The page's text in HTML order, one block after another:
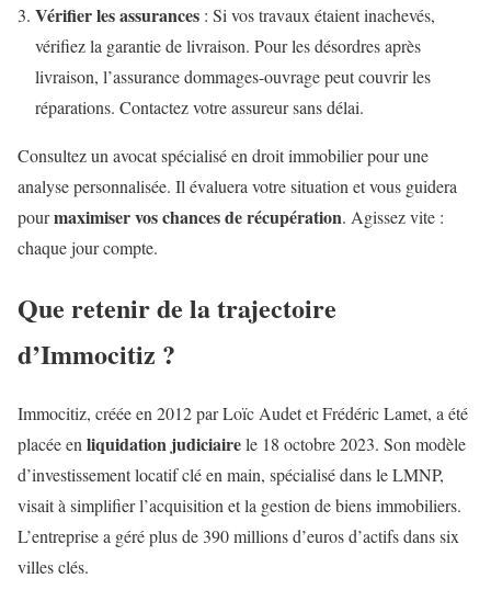
Vérifier les assurances : Si vos travaux étaient inachevés,
vérifiez la garantie de livraison. Pour les désordres après
livraison, l’assurance dommages-ouvrage peut couvrir les
réparations. Contactez votre assureur sans délai.
Consultez un avocat spécialisé en droit immobilier pour une
analyse personnalisée. Il évaluera votre situation et vous guidera
pourmaximiser vos chances de récupération. Agissez vite :
chaque jour compte.
Que retenir de la trajectoire
d’Immocitiz ?
Immocitiz, créée en 2012 par Loïc Audet et Frédéric Lamet, a été
placée enliquidation judiciairele 18 octobre 2023. Son modèle
d’investissement locatif clé en main, spécialisé dans le LMNP,
visait à simplifier l’acquisition et la gestion de biens immobiliers.
L’entreprise a géré plus de 390 millions d’euros d’actifs dans six
villes clés.